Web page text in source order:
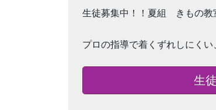
生徒募集中！！夏組 きもの教
プロの指導で着くずれしにくい
生